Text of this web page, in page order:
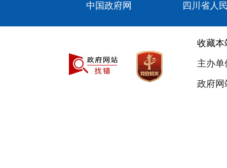
中国政府网 四川省人
收藏本
主办
政府网